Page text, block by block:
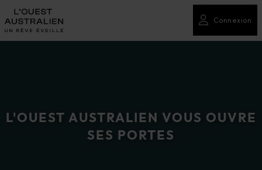
Connexion
L'OUEST AUSTRALIEN VOUS OUVRE
SES PORTES